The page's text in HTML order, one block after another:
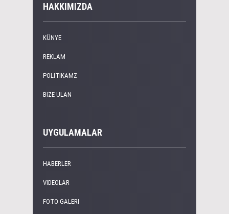
HAKKIMIZDA
KÜNYE
REKLAM
POLITIKAMZ
BIZE ULAN
UYGULAMALAR
HABERLER
VIDEOLAR
FOTO GALERI